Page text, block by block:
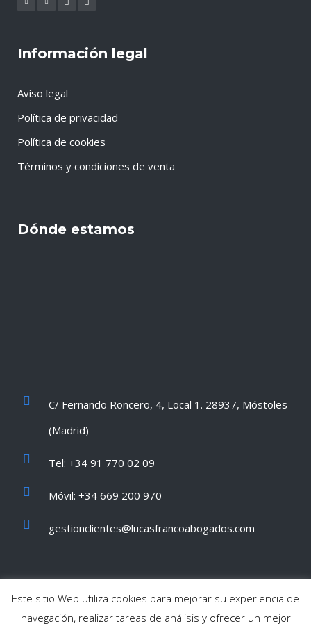
Información legal
Aviso legal
Política de privacidad
Política de cookies
Términos y condiciones de venta
Dónde estamos
C/ Fernando Roncero, 4, Local 1. 28937, Móstoles
(Madrid)
Tel: +34 91 770 02 09
Móvil: +34 669 200 970
gestionclientes@lucasfrancoabogados.com
Este sitio Web utiliza cookies para mejorar su experiencia de
navegación, realizar tareas de análisis y ofrecer un mejor